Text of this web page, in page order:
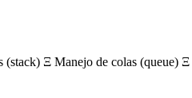
Ξ Manejo de colas